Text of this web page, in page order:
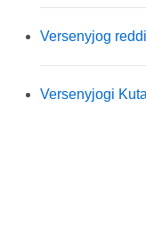
Versenyjog
Versenyjogi